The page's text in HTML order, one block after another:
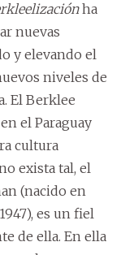
ha
nuevas
y elevando el
niveles de
El Berklee
el Paraguay
cultura
exista tal, el
(nacido en
es un fiel
de ella. En ella